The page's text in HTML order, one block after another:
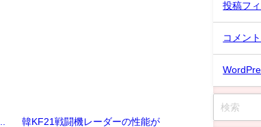
韓KF21戦闘機レーダーの性能が
投稿フ
コメン